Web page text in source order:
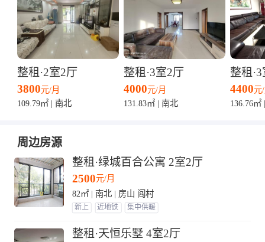
整租·2室2厅
3800元/月
109.79㎡ | 南北
整租·3室2厅
4000元/月
131.83㎡ | 南北
整租
4400元
136.76㎡
周边房源
整租·绿城百合公寓 2室2厅
2500元/月
82㎡ | 南北 | 房山 阎村
新上 近地铁 集中供暖
整租·天恒乐墅 4室2厅